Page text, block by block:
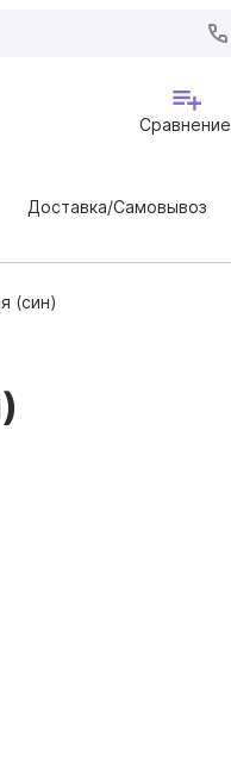
Сравнение
Доставка/Самовывоз
(син)